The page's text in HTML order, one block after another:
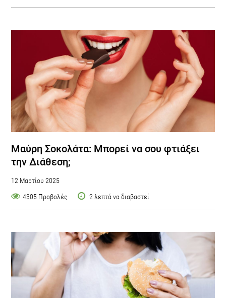
Μαύρη Σοκολάτα: Μπορεί να σου φτιάξει
την Διάθεση;
12 Μαρτίου 2025
4305 Προβολές
2 λεπτά να διαβαστεί